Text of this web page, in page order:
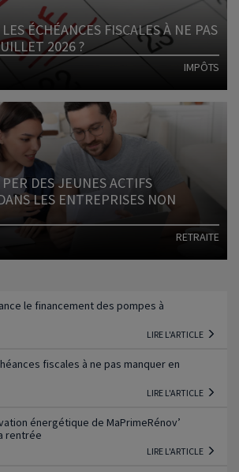
ÉCHÉANCES FISCALES À NE PAS
2026 ?
IMPÔTS
Lire l'article
DES JEUNES ACTIFS
LES ENTREPRISES NON
RETRAITE
le financement des pompes à
LIRE L'ARTICLE
fiscales à ne pas manquer en
LIRE L'ARTICLE
énergétique de MaPrimeRénov’
rentrée
LIRE L'ARTICLE